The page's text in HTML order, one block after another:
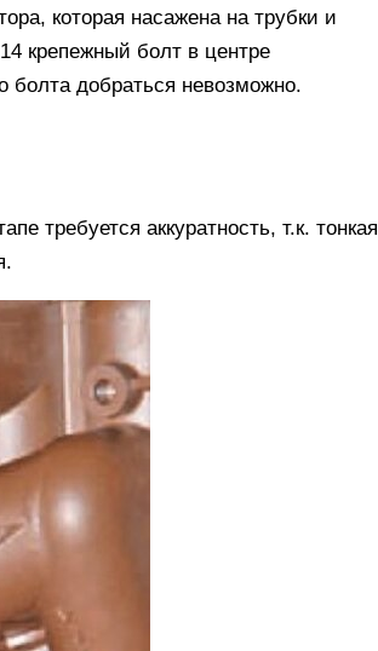
которая насажена на трубки и
крепежный болт в центре
болта добраться невозможно.
требуется аккуратность, т.к. тонкая